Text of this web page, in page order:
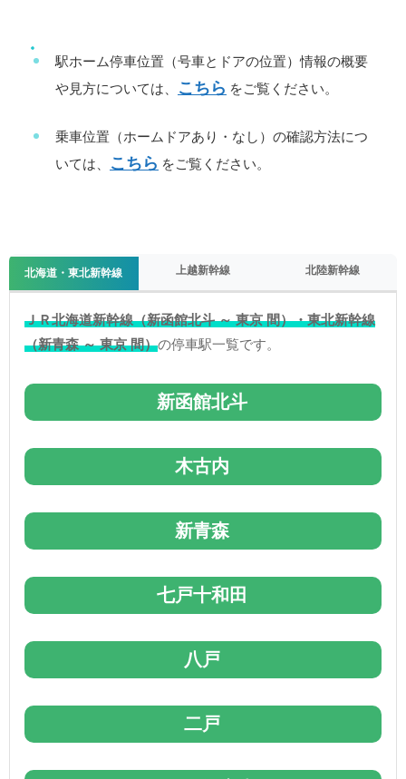
駅ホーム停車位置（号車とドアの位置）情報の概要
や見方については、
こちら をご覧ください。
乗車位置（ホームドアあり・なし）の確認方法につ
いては、
こちら をご覧ください。
北海道・東北新幹線 上越新幹線 北陸新幹線
ＪＲ北海道新幹線（新函館北斗 ～ 東京 間）・東北新幹線
（新青森 ～ 東京 間）の停車駅一覧です。
新函館北斗
木古内
新青森
七戸十和田
八戸
二戸